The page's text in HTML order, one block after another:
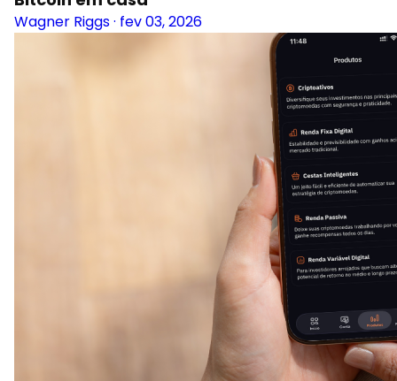
Wagner Riggs· fev 03, 2026